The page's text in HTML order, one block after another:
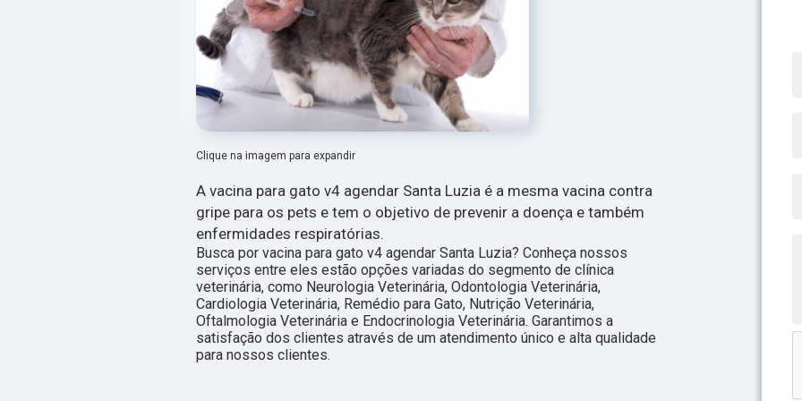
Clique na imagem para expandir
A vacina para gato v4 agendar Santa Luzia é a mesma vacina contra
gripe para os pets e tem o objetivo de prevenir a doença e também
enfermidades respiratórias.
Busca por vacina para gato v4 agendar Santa Luzia? Conheça nossos
serviços entre eles estão opções variadas do segmento de clínica
veterinária, como Neurologia Veterinária, Odontologia Veterinária,
Cardiologia Veterinária, Remédio para Gato, Nutrição Veterinária,
Oftalmologia Veterinária e Endocrinologia Veterinária. Garantimos a
satisfação dos clientes através de um atendimento único e alta qualidade
para nossos clientes.